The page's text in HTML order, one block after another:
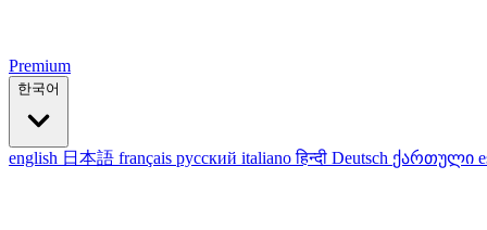
Premium
한국어
english 日本語 français русский italianoहिन्दी Deutsch ქართული